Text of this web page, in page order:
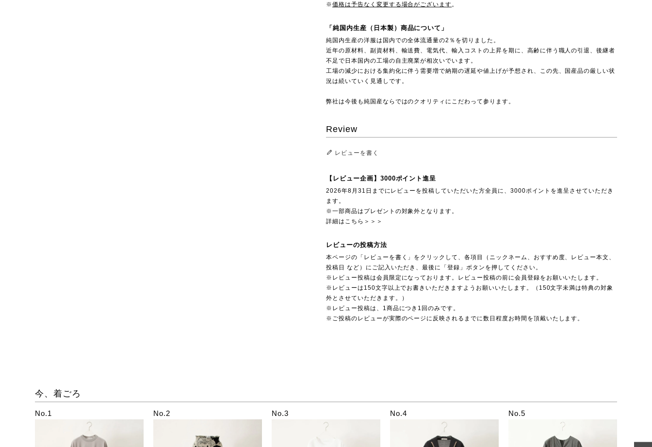
※価格は予告なく変更する場合がございます 。
「純国内生産（日本製）商品について」
純国内生産の洋服は国内での全体流通量の2％を切りました。
近年の原材料、副資材料、輸送費、電気代、輸入コストの上昇を期に、高齢に伴う職人の引退、後継者
不足で日本国内の工場の自主廃業が相次いでいます。
工場の減少における集約化に伴う需要増で納期の遅延や値上げが予想され、この先、国産品の厳しい状
況は続いていく見通しです。
弊社は今後も純国産ならではのクオリティにこだわって参ります。
Review
レビューを書く
【レビュー企画】3000ポイント進呈
2026年8月31日までにレビューを投稿していただいた方全員に、3000ポイントを進呈させていただき
ます。
※一部商品はプレゼントの対象外となります。
詳細はこちら＞＞＞
レビューの投稿方法
本ページの「レビューを書く」をクリックして、各項目（ニックネーム、おすすめ度、レビュー本文、
投稿日 など）にご記入いただき、最後に「登録」ボタンを押してください。
※レビュー投稿は会員限定になっております。レビュー投稿の前に会員登録をお願いいたします。
※レビューは150文字以上でお書きいただきますようお願いいたします。（150文字未満は特典の対象
外とさせていただきます。）
※レビュー投稿は、1商品につき1回のみです。
※ご投稿のレビューが実際のページに反映されるまでに数日程度お時間を頂戴いたします。
今、着ごろ
No.1 No.2 No.3 No.4 No.5